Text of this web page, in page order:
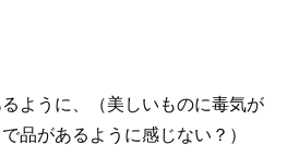
ように、（美しいものに毒気が
品があるように感じない？）